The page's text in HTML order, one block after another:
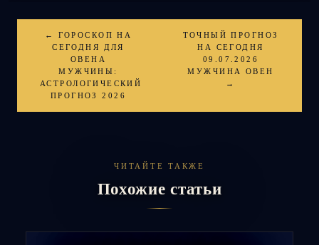
← ГОРОСКОП НА
СЕГОДНЯ ДЛЯ
ОВЕНА
МУЖЧИНЫ:
АСТРОЛОГИЧЕСКИЙ
ПРОГНОЗ 2026
ТОЧНЫЙ ПРОГНОЗ
НА СЕГОДНЯ
09.07.2026
МУЖЧИНА ОВЕН
→
ЧИТАЙТЕ ТАКЖЕ
Похожие статьи